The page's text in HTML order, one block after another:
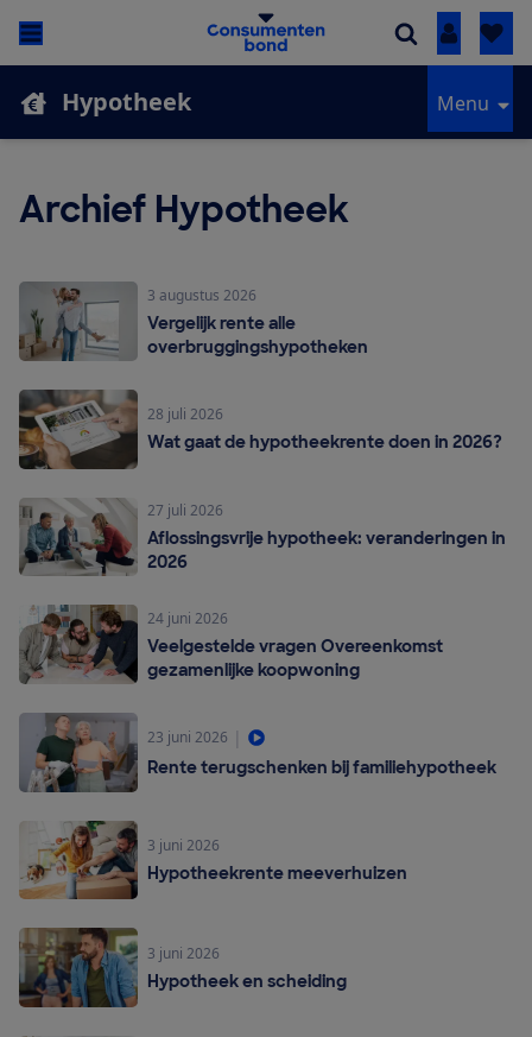
Inloggen
Hypotheek Menu
Archief Hypotheek
3 augustus 2026
Vergelijk rente alle
overbruggingshypotheken
28 juli 2026
Wat gaat de hypotheekrente doen in 2026?
27 juli 2026
Aflossingsvrije hypotheek: veranderingen in
2026
24 juni 2026
Veelgestelde vragen Overeenkomst
gezamenlijke koopwoning
23 juni 2026
Rente terugschenken bij familiehypotheek
3 juni 2026
Hypotheekrente meeverhuizen
3 juni 2026
Hypotheek en scheiding